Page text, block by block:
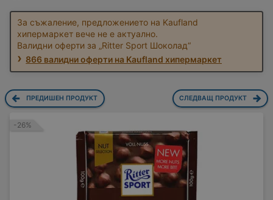
За съжаление, предложението на Kaufland
хипермаркет вече не е актуално.
Валидни оферти за „Ritter Sport Шоколад“
866 валидни оферти на Kaufland хипермаркет
ПРЕДИШЕН ПРОДУКТ СЛЕДВАЩ ПРОДУКТ
-26%